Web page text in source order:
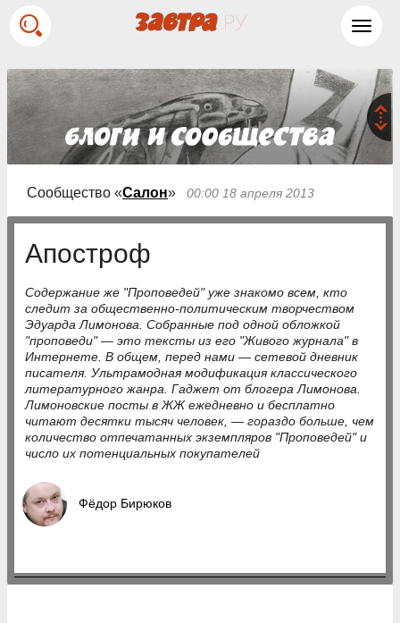
Сообщество «Салон» 00:00 18 апреля 2013
Апостроф
Содержание же "Проповедей" уже знакомо всем, кто
следит за общественно-политическим творчеством
Эдуарда Лимонова. Собранные под одной обложкой
"проповеди" — это тексты из его "Живого журнала" в
Интернете. В общем, перед нами — сетевой дневник
писателя. Ультрамодная модификация классического
литературного жанра. Гаджет от блогера Лимонова.
Лимоновские посты в ЖЖ ежедневно и бесплатно
читают десятки тысяч человек, — гораздо больше, чем
количество отпечатанных экземпляров "Проповедей" и
число их потенциальных покупателей
Фёдор Бирюков